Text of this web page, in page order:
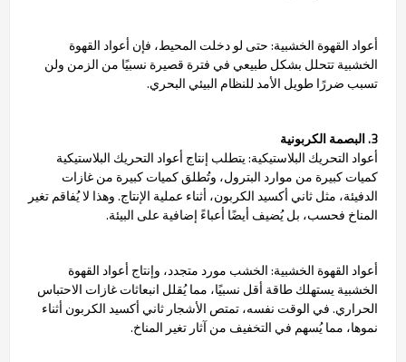
أعواد القهوة الخشبية: حتى لو دخلت المحيط، فإن أعواد القهوة
الخشبية تتحلل بشكل طبيعي في فترة قصيرة نسبيًا من الزمن ولن
تسبب ضررًا طويل الأمد للنظام البيئي البحري.
3. البصمة الكربونية
أعواد التحريك البلاستيكية: يتطلب إنتاج أعواد التحريك البلاستيكية
كميات كبيرة من موارد البترول، وتُطلق كميات كبيرة من غازات
الدفيئة، مثل ثاني أكسيد الكربون، أثناء عملية الإنتاج. وهذا لا يُفاقم تغير
المناخ فحسب، بل يُضيف أيضًا أعباءً إضافية على البيئة.
أعواد القهوة الخشبية: الخشب مورد متجدد، وإنتاج أعواد القهوة
الخشبية يستهلك طاقة أقل نسبيًا، مما يُقلل انبعاثات غازات الاحتباس
الحراري. في الوقت نفسه، تمتص الأشجار ثاني أكسيد الكربون أثناء
نموها، مما يُسهم في التخفيف من آثار تغير المناخ.